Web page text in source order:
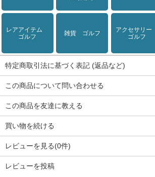
レアアイテム
ゴルフ
雑貨 ゴルフ
アクセサリー
ゴルフ
特定商取引法に基づく表記 (返品など)
この商品について問い合わせる
この商品を友達に教える
買い物を続ける
レビューを見る(0件)
レビューを投稿